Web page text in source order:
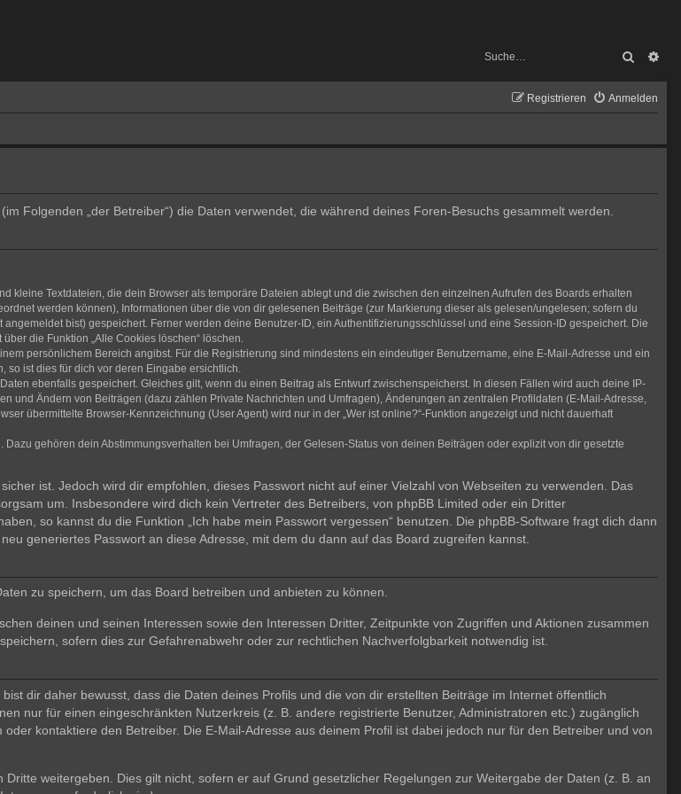
Suche
Anmelden
Registrieren
Folgenden „der Betreiber“) die Daten verwendet, die während deines Foren-Besuchs gesammelt werden.
kleine Textdateien, die dein Browser als temporäre Dateien ablegt und die zwischen den einzelnen Aufrufen des Boards erhalten
werden können), Informationen über die von dir gelesenen Beiträge (zur Markierung dieser als gelesen/ungelesen; sofern du
bist) gespeichert. Ferner werden deine Benutzer-ID, ein Authentifizierungsschlüssel und eine Session-ID gespeichert. Die
die Funktion „Alle Cookies löschen“ löschen.
persönlichem Bereich angibst. Für die Registrierung sind mindestens ein eindeutiger Benutzername, eine E-Mail-Adresse und ein
so ist dies für dich vor deren Eingabe ersichtlich.
ebenfalls gespeichert. Gleiches gilt, wenn du einen Beitrag als Entwurf zwischenspeicherst. In diesen Fällen wird auch deine IP-
und Ändern von Beiträgen (dazu zählen Private Nachrichten und Umfragen), Änderungen an zentralen Profildaten (E-Mail-Adresse,
übermittelte Browser-Kennzeichnung (User Agent) wird nur in der „Wer ist online?“-Funktion angezeigt und nicht dauerhaft
gehören dein Abstimmungsverhalten bei Umfragen, der Gelesen-Status von deinen Beiträgen oder explizit von dir gesetzte
ist. Jedoch wird dir empfohlen, dieses Passwort nicht auf einer Vielzahl von Webseiten zu verwenden. Das
um. Insbesondere wird dich kein Vertreter des Betreibers, von phpBB Limited oder ein Dritter
so kannst du die Funktion „Ich habe mein Passwort vergessen“ benutzen. Die phpBB-Software fragt dich dann
generiertes Passwort an diese Adresse, mit dem du dann auf das Board zugreifen kannst.
zu speichern, um das Board betreiben und anbieten zu können.
deinen und seinen Interessen sowie den Interessen Dritter, Zeitpunkte von Zugriffen und Aktionen zusammen
sofern dies zur Gefahrenabwehr oder zur rechtlichen Nachverfolgbarkeit notwendig ist.
dir daher bewusst, dass die Daten deines Profils und die von dir erstellten Beiträge im Internet öffentlich
nur für einen eingeschränkten Nutzerkreis (z. B. andere registrierte Benutzer, Administratoren etc.) zugänglich
kontaktiere den Betreiber. Die E-Mail-Adresse aus deinem Profil ist dabei jedoch nur für den Betreiber und von
weitergeben. Dies gilt nicht, sofern er auf Grund gesetzlicher Regelungen zur Weitergabe der Daten (z. B. an